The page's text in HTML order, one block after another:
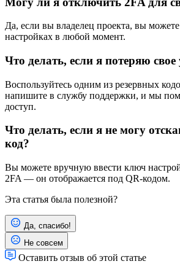
Да, если вы владелец проекта, вы
настройках в любой момент.
Что делать, если я потеряю свое
Воспользуйтесь одним из резервных
напишите в службу поддержки, и мы
доступ.
Что делать, если я не могу
код?
Вы можете вручную ввести ключ
2FA — он отображается под QR-кодом.
Эта статья была полезной?
Да, спасибо!
Не совсем
Оставить отзыв об этой статье